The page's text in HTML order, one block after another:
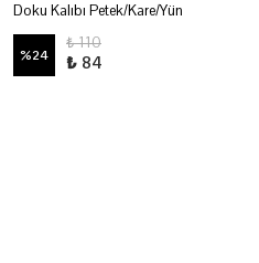
Doku Kalıbı Petek/Kare/Yün
%24
₺ 110
₺ 84